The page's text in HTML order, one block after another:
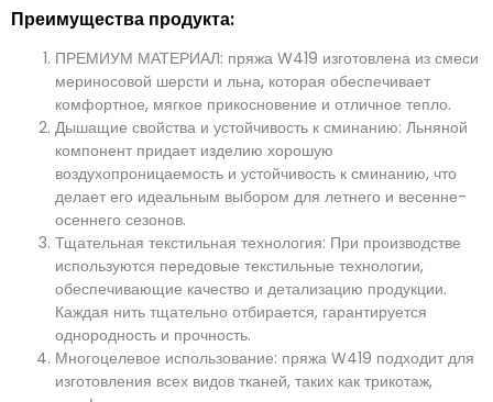
Преимущества продукта:
ПРЕМИУМ МАТЕРИАЛ: пряжа W419 изготовлена из смеси
мериносовой шерсти и льна, которая обеспечивает
комфортное, мягкое прикосновение и отличное тепло.
Дышащие свойства и устойчивость к сминанию: Льняной
компонент придает изделию хорошую
воздухопроницаемость и устойчивость к сминанию, что
делает его идеальным выбором для летнего и весенне-
осеннего сезонов.
Тщательная текстильная технология: При производстве
используются передовые текстильные технологии,
обеспечивающие качество и детализацию продукции.
Каждая нить тщательно отбирается, гарантируется
однородность и прочность.
Многоцелевое использование: пряжа W419 подходит для
изготовления всех видов тканей, таких как трикотаж,